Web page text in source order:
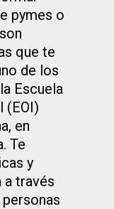
pymes o
que te
de los
Escuela
(EOI)
en
Te
y
a través